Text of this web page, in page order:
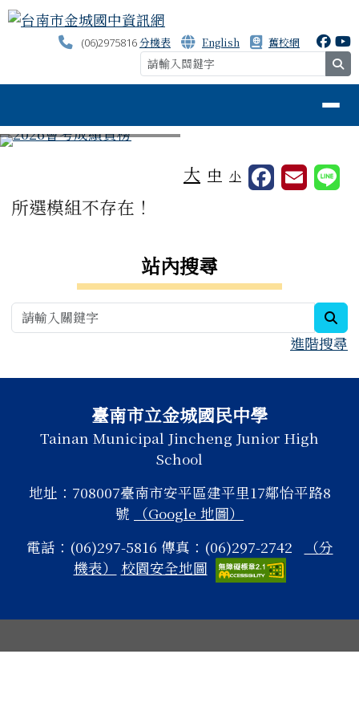
跳至主內容區
台南市金城國中資訊網
(06)2975816分機表 English 舊校網
⏸
大 中 小
主內容區域
所選模組不存在！
站內搜尋
進階搜尋
頁尾區域
頁尾區域內容臺南市立金城國民中學
Tainan Municipal Jincheng Junior High
School
地址：708007臺南市安平區建平里17鄰怡平路8
號
（Google 地圖）
電話：(06)297-5816 傳真：(06)297-2742
（分
機表）
校園安全地圖